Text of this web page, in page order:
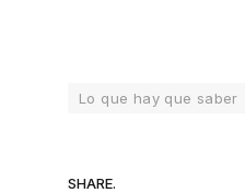
Lo que hay que saber
SHARE.